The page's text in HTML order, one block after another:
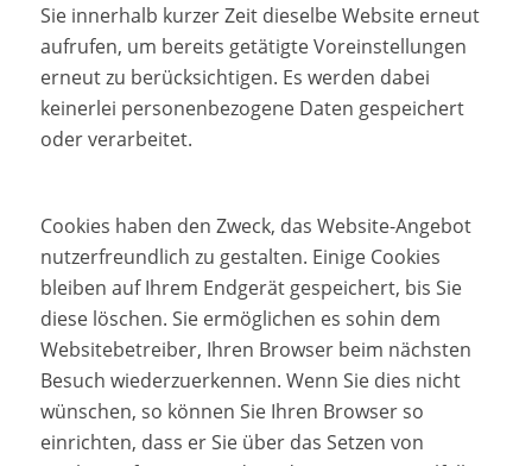
Sie innerhalb kurzer Zeit dieselbe Website erneut
aufrufen, um bereits getätigte Voreinstellungen
erneut zu berücksichtigen. Es werden dabei
keinerlei personenbezogene Daten gespeichert
oder verarbeitet.
Cookies haben den Zweck, das Website-Angebot
nutzerfreundlich zu gestalten. Einige Cookies
bleiben auf Ihrem Endgerät gespeichert, bis Sie
diese löschen. Sie ermöglichen es sohin dem
Websitebetreiber, Ihren Browser beim nächsten
Besuch wiederzuerkennen. Wenn Sie dies nicht
wünschen, so können Sie Ihren Browser so
einrichten, dass er Sie über das Setzen von